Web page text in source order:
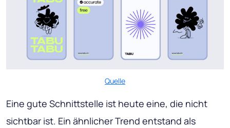
Quelle
Eine gute Schnittstelle ist heute eine, die nicht
sichtbar ist. Ein ähnlicher Trend entstand als